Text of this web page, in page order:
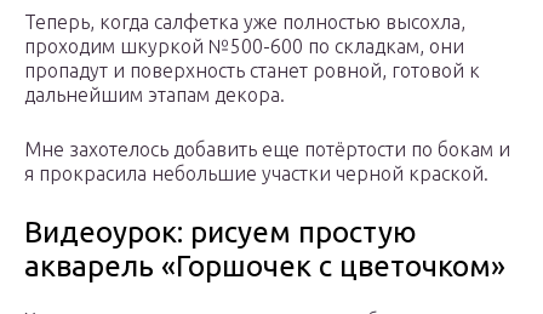
Теперь, когда салфетка уже полностью высохла,
проходим шкуркой №500-600 по складкам, они
пропадут и поверхность станет ровной, готовой к
дальнейшим этапам декора.
Мне захотелось добавить еще потёртости по бокам и
я прокрасила небольшие участки черной краской.
Видеоурок: рисуем простую
акварель «Горшочек с цветочком»